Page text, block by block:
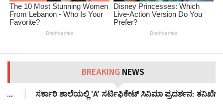
BREAKING NEWS
ಸರ್ಕಾರಿ ಶಾಲೆಯಲ್ಲಿ ‘A’ ಸರ್ಟಿಫಿಕೇಟ್ ಸಿನಿಮಾ ಪ್ರದರ್ಶನ: ತನಿಖೆಗೆ